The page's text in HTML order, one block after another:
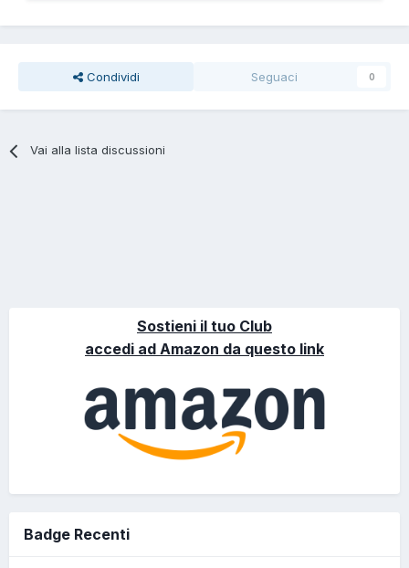
Condividi Seguaci 0
Vai alla lista discussioni
Sostieni il tuo Club
accedi ad Amazon da questo link
Badge Recenti